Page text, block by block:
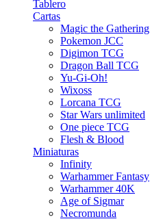
Tablero
Cartas
Magic the Gathering
Pokemon JCC
Digimon TCG
Dragon Ball TCG
Yu-Gi-Oh!
Wixoss
Lorcana TCG
Star Wars unlimited
One piece TCG
Flesh & Blood
Miniaturas
Infinity
Warhammer Fantasy
Warhammer 40K
Age of Sigmar
Necromunda